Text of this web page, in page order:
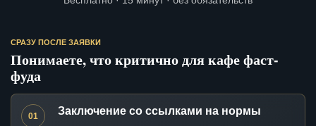
СРАЗУ ПОСЛЕ ЗАЯВКИ
Понимаете, что критично для кафе фаст-
фуда
01 Заключение со ссылками на нормы